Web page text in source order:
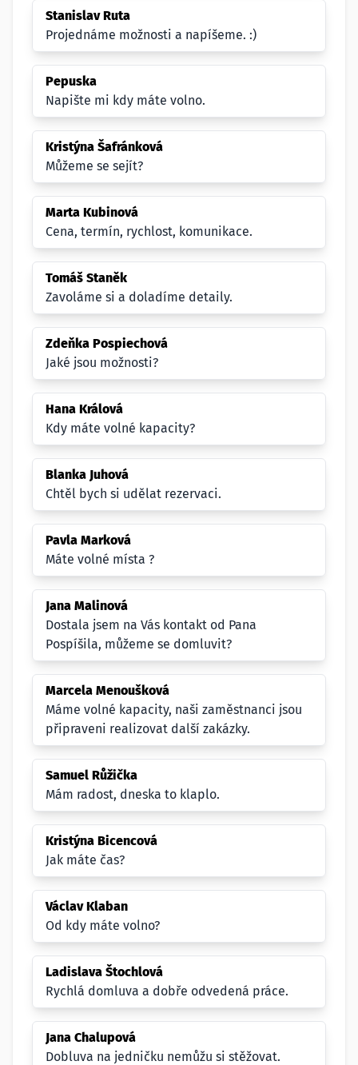
Stanislav Ruta
Projednáme možnosti a napíšeme. :)
Pepuska
Napište mi kdy máte volno.
Kristýna Šafránková
Můžeme se sejít?
Marta Kubinová
Cena, termín, rychlost, komunikace.
Tomáš Staněk
Zavoláme si a doladíme detaily.
Zdeňka Pospiechová
Jaké jsou možnosti?
Hana Králová
Kdy máte volné kapacity?
Blanka Juhová
Chtěl bych si udělat rezervaci.
Pavla Marková
Máte volné místa ?
Jana Malinová
Dostala jsem na Vás kontakt od Pana
Pospíšila, můžeme se domluvit?
Marcela Menoušková
Máme volné kapacity, naši zaměstnanci jsou
připraveni realizovat další zakázky.
Samuel Růžička
Mám radost, dneska to klaplo.
Kristýna Bicencová
Jak máte čas?
Václav Klaban
Od kdy máte volno?
Ladislava Štochlová
Rychlá domluva a dobře odvedená práce.
Jana Chalupová
Dobluva na jedničku nemůžu si stěžovat.